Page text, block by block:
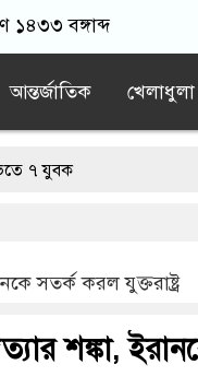
১৪৩৩ বঙ্গাব্দ
আন্তর্জাতিক খেলাধুলা
ভালো’ দেশ চালাচ্ছেন
আয়োজন করলেন বৃদ্ধ
মিছিলে নিলেন যুবলীগ নেতা
সতর্ক করল যুক্তরাষ্ট্র
শঙ্কা,